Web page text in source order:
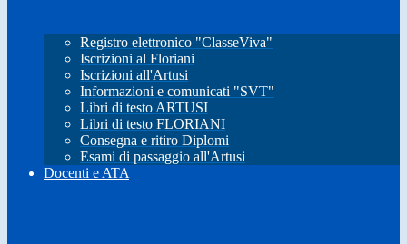
Registro elettronico "ClasseViva"
Iscrizioni al Floriani
Iscrizioni all'Artusi
Informazioni e comunicati "SVT"
Libri di testo ARTUSI
Libri di testo FLORIANI
Consegna e ritiro Diplomi
Esami di passaggio all'Artusi
Docenti e ATA